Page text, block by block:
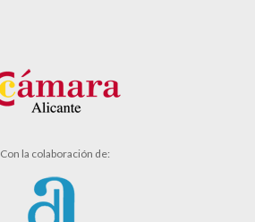
Con la colaboración de: